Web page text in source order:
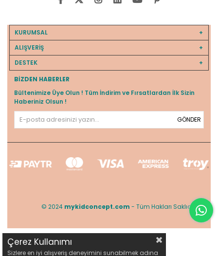
KURUMSAL
ALIŞVERİŞ
DESTEK
BIZDEN HABERLER
Bültenimize Üye Olun ! Tüm İndirim ve Fırsatlardan İlk Sizin
Haberiniz Olsun !
GÖNDER
© 2024 mykidconcept.com - Tüm Hakları Saklıdır.
Çerez Kullanımı
Sizlere en iyi alışveriş deneyimini sunabilmek adına